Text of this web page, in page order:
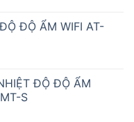
ĐỘ ẨM WIFI AT-
ĐỘ ĐỘ ẨM
S